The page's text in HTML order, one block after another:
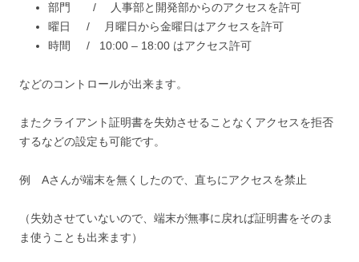
部門 / 人事部と開発部からのアクセスを許可
曜日 / 月曜日から金曜日はアクセスを許可
時間 / 10:00 – 18:00 はアクセス許可
などのコントロールが出来ます。
またクライアント証明書を失効させることなくアクセスを拒否
するなどの設定も可能です。
例 Aさんが端末を無くしたので、直ちにアクセスを禁止
（失効させていないので、端末が無事に戻れば証明書をそのま
ま使うことも出来ます）